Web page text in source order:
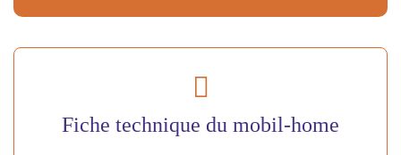
Fiche technique du mobil-home